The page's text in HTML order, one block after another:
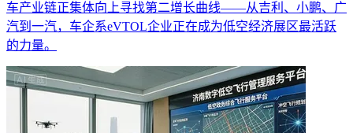
车产业链正集体向上寻找第二增长曲线——从吉利、小鹏、广
汽到一汽，车企系eVTOL企业正在成为低空经济展区最活跃
的力量。